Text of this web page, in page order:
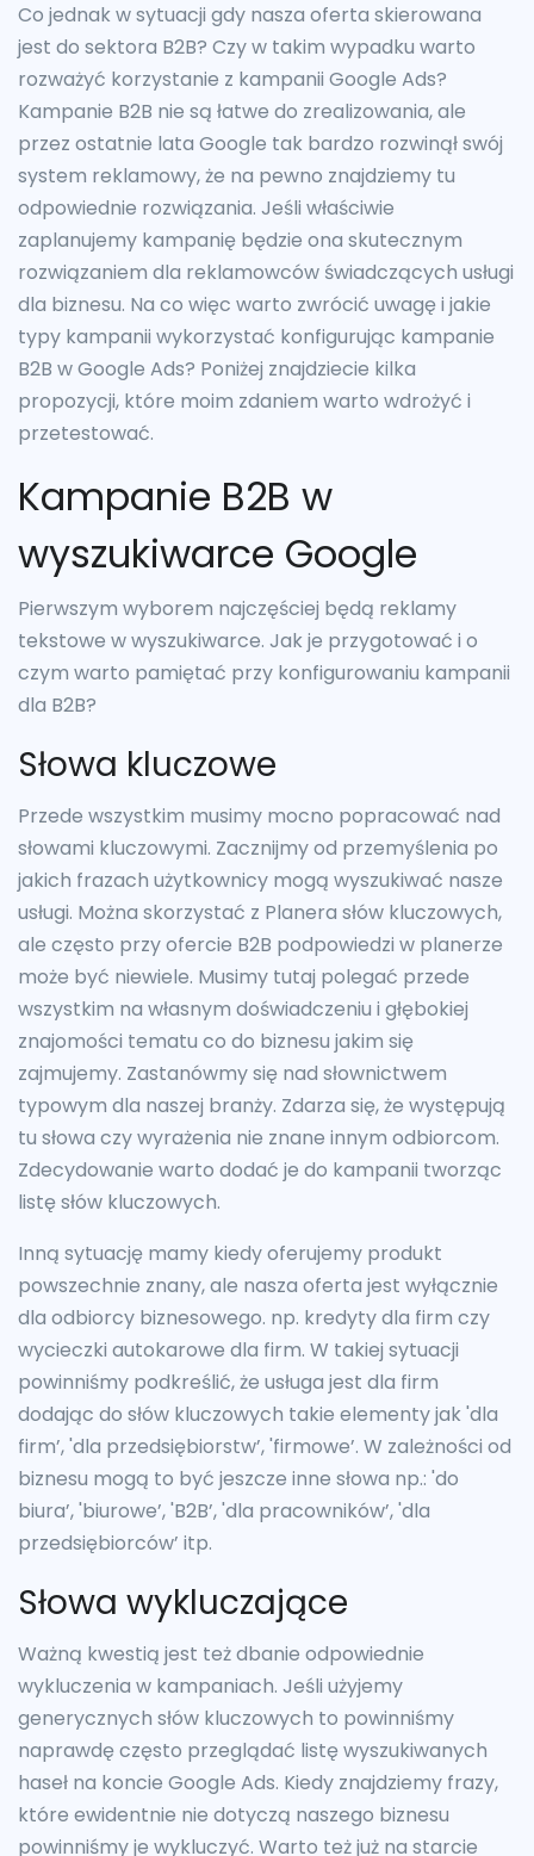
Co jednak w sytuacji gdy nasza oferta skierowana
jest do sektora B2B? Czy w takim wypadku warto
rozważyć korzystanie z kampanii Google Ads?
Kampanie B2B nie są łatwe do zrealizowania, ale
przez ostatnie lata Google tak bardzo rozwinął swój
system reklamowy, że na pewno znajdziemy tu
odpowiednie rozwiązania. Jeśli właściwie
zaplanujemy kampanię będzie ona skutecznym
rozwiązaniem dla reklamowców świadczących usługi
dla biznesu. Na co więc warto zwrócić uwagę i jakie
typy kampanii wykorzystać konfigurując kampanie
B2B w Google Ads? Poniżej znajdziecie kilka
propozycji, które moim zdaniem warto wdrożyć i
przetestować.
Kampanie B2B w
wyszukiwarce Google
Pierwszym wyborem najczęściej będą reklamy
tekstowe w wyszukiwarce. Jak je przygotować i o
czym warto pamiętać przy konfigurowaniu kampanii
dla B2B?
Słowa kluczowe
Przede wszystkim musimy mocno popracować nad
słowami kluczowymi. Zacznijmy od przemyślenia po
jakich frazach użytkownicy mogą wyszukiwać nasze
usługi. Można skorzystać z Planera słów kluczowych,
ale często przy ofercie B2B podpowiedzi w planerze
może być niewiele. Musimy tutaj polegać przede
wszystkim na własnym doświadczeniu i głębokiej
znajomości tematu co do biznesu jakim się
zajmujemy. Zastanówmy się nad słownictwem
typowym dla naszej branży. Zdarza się, że występują
tu słowa czy wyrażenia nie znane innym odbiorcom.
Zdecydowanie warto dodać je do kampanii tworząc
listę słów kluczowych.
Inną sytuację mamy kiedy oferujemy produkt
powszechnie znany, ale nasza oferta jest wyłącznie
dla odbiorcy biznesowego. np. kredyty dla firm czy
wycieczki autokarowe dla firm. W takiej sytuacji
powinniśmy podkreślić, że usługa jest dla firm
dodając do słów kluczowych takie elementy jak 'dla
firm’, 'dla przedsiębiorstw’, 'firmowe’. W zależności od
biznesu mogą to być jeszcze inne słowa np.: 'do
biura’, 'biurowe’, 'B2B’, 'dla pracowników’, 'dla
przedsiębiorców’ itp.
Słowa wykluczające
Ważną kwestią jest też dbanie odpowiednie
wykluczenia w kampaniach. Jeśli użyjemy
generycznych słów kluczowych to powinniśmy
naprawdę często przeglądać listę wyszukiwanych
haseł na koncie Google Ads. Kiedy znajdziemy frazy,
które ewidentnie nie dotyczą naszego biznesu
powinniśmy je wykluczyć. Warto też już na starcie